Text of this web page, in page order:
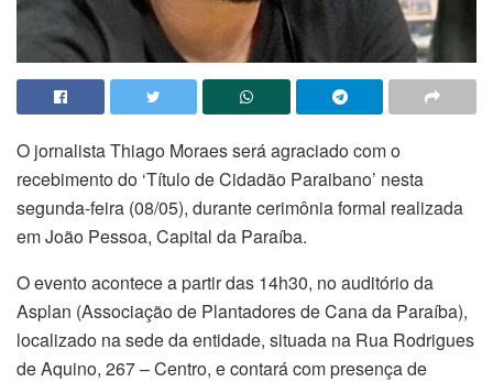
O jornalista Thiago Moraes será agraciado com o
recebimento do ‘Título de Cidadão Paraibano’ nesta
segunda-feira (08/05), durante cerimônia formal realizada
em João Pessoa, Capital da Paraíba.
O evento acontece a partir das 14h30, no auditório da
Asplan (Associação de Plantadores de Cana da Paraíba),
localizado na sede da entidade, situada na Rua Rodrigues
de Aquino, 267 – Centro, e contará com presença de